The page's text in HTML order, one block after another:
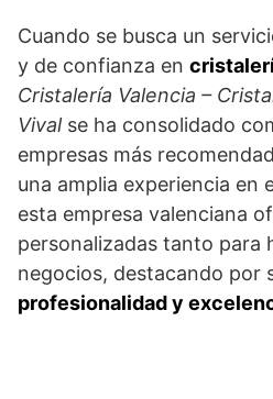
Cuando se busca un
y de confianza en
Cristalería Valencia –
Vivalse ha consolidado
empresas más
una amplia experiencia en
esta empresa valenciana
personalizadas tanto para
negocios, destacando por
profesionalidad y